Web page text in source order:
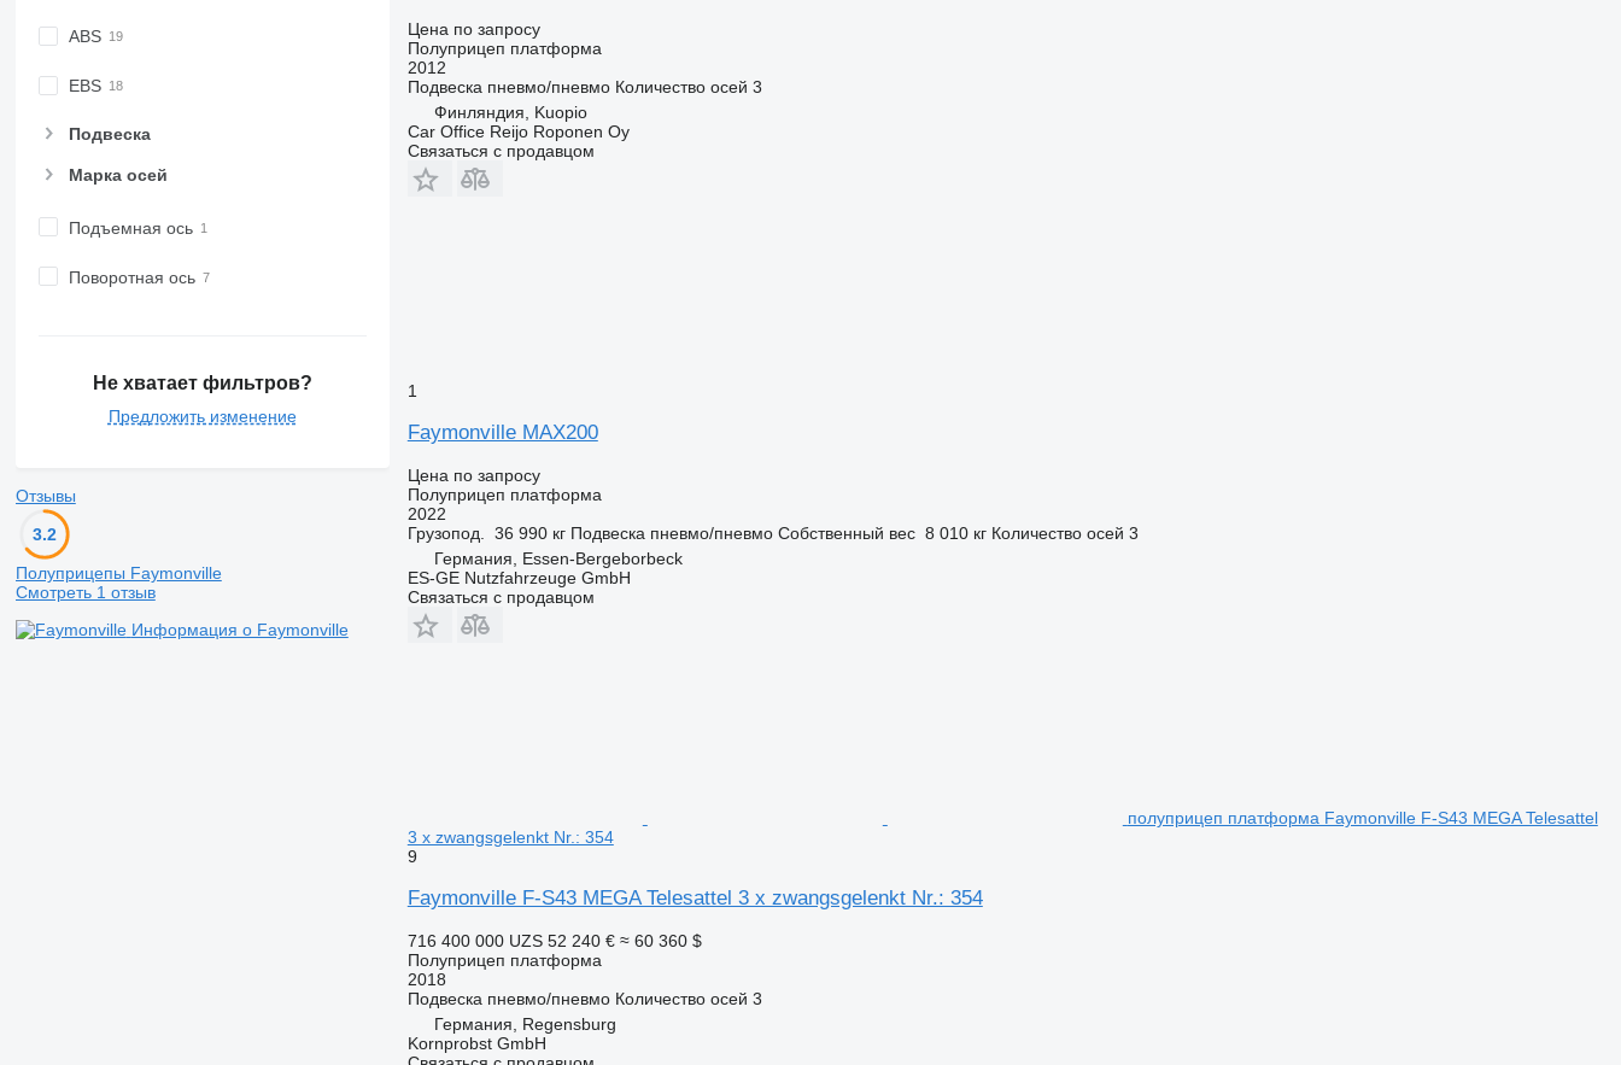
ABS
EBS
Подвеска
Марка осей
Подъемная ось
Поворотная ось
Не хватает фильтров?
Предложить изменение
Отзывы
3.2
Полуприцепы Faymonville
Смотреть 1 отзыв
Информация о Faymonville
Цена по запросу
Полуприцеп платформа
2012
Подвеска пневмо/пневмо Количество осей 3
Финляндия, Kuopio
Car Office Reijo Roponen Oy
Связаться с продавцом
1
Faymonville MAX200
Цена по запросу
Полуприцеп платформа
2022
Грузопод.
36 990 кг Подвеска пневмо/пневмо Собственный вес 8 010 кг Количество осей 3
Германия, Essen-Bergeborbeck
ES-GE Nutzfahrzeuge GmbH
Связаться с продавцом
полуприцеп платформа Faymonville F-S43 MEGA Telesattel
3 x zwangsgelenkt Nr.: 354
9
Faymonville F-S43 MEGA Telesattel 3 x zwangsgelenkt Nr.: 354
716 400 000 UZS 52 240 € ≈ 60 360 $
Полуприцеп платформа
2018
Подвеска пневмо/пневмо Количество осей 3
Германия, Regensburg
Kornprobst GmbH